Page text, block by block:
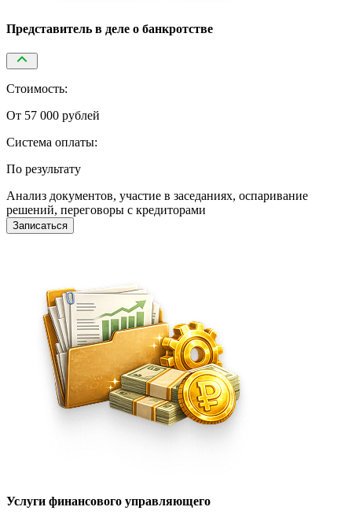
Представитель в деле о банкротстве
Стоимость:
От 57 000 рублей
Система оплаты:
По результату
Анализ документов, участие в заседаниях, оспаривание
решений, переговоры с кредиторами
Записаться
Услуги финансового управляющего